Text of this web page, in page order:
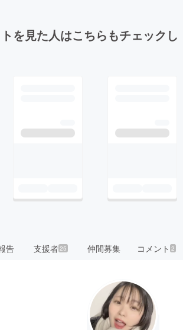
を見た人はこちらもチェックし
告 支援者25 仲間募集 コメント2